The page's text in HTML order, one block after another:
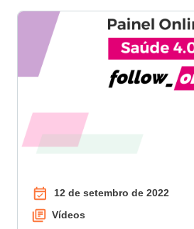
12 de setembro de 2022
Vídeos